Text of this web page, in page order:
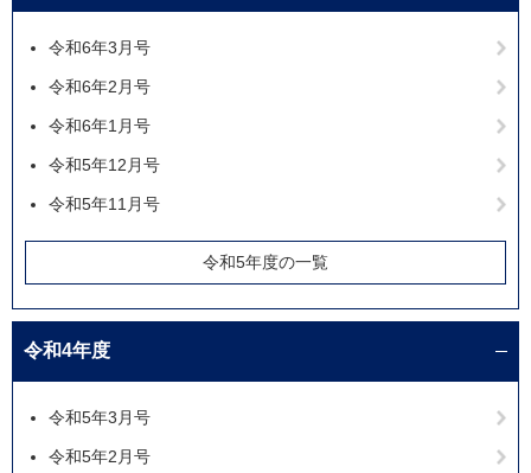
令和6年3月号
令和6年2月号
令和6年1月号
令和5年12月号
令和5年11月号
令和5年度の一覧
令和4年度
令和5年3月号
令和5年2月号